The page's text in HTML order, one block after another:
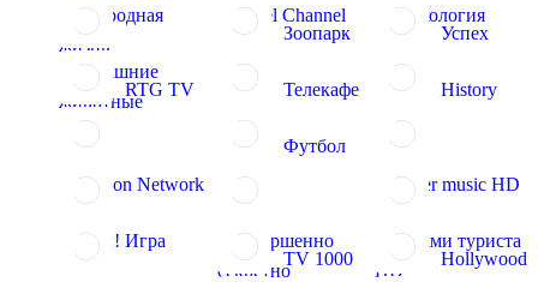
Загородная
жизнь
Travel Channel Психология
Домашние
животные
Зоопарк Успех
RTG TV Телекафе History
Cartoon Network
Футбол
4 Ever music HD
Матч! Игра
Совершенно
секретно
Глазами туриста
HD
TV 1000 Hollywood